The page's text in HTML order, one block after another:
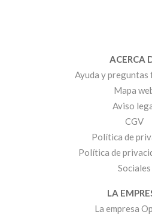
ACERCA
Ayuda y preguntas
Mapa
Aviso
CGV
Política de
Política de
Sociales
LA
La empresa